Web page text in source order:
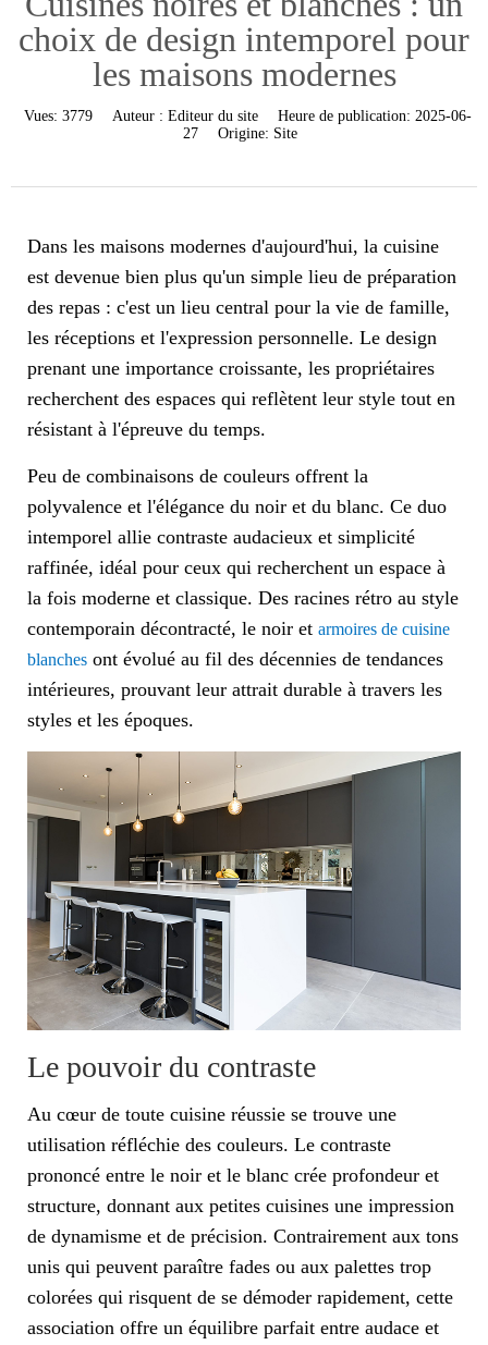
choix de design intemporel pour
les maisons modernes
Vues: 3779 Auteur : Editeur du site Heure de publication: 2025-06-
27
Origine: Site
Dans les maisons modernes d'aujourd'hui, la cuisine
est devenue bien plus qu'un simple lieu de préparation
des repas : c'est un lieu central pour la vie de famille,
les réceptions et l'expression personnelle. Le design
prenant une importance croissante, les propriétaires
recherchent des espaces qui reflètent leur style tout en
résistant à l'épreuve du temps.
Peu de combinaisons de couleurs offrent la
polyvalence et l'élégance du noir et du blanc. Ce duo
intemporel allie contraste audacieux et simplicité
raffinée, idéal pour ceux qui recherchent un espace à
la fois moderne et classique. Des racines rétro au style
contemporain décontracté, le noir et armoires de cuisine
blanches ont évolué au fil des décennies de tendances
intérieures, prouvant leur attrait durable à travers les
styles et les époques.
Le pouvoir du contraste
Au cœur de toute cuisine réussie se trouve une
utilisation réfléchie des couleurs. Le contraste
prononcé entre le noir et le blanc crée profondeur et
structure, donnant aux petites cuisines une impression
de dynamisme et de précision. Contrairement aux tons
unis qui peuvent paraître fades ou aux palettes trop
colorées qui risquent de se démoder rapidement, cette
association offre un équilibre parfait entre audace et